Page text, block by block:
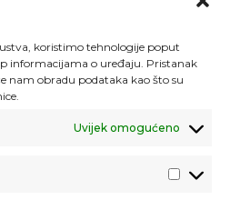
koristimo tehnologije poput
informacijama o uređaju. Pristanak
nam obradu podataka kao što su
Uvijek omogućeno